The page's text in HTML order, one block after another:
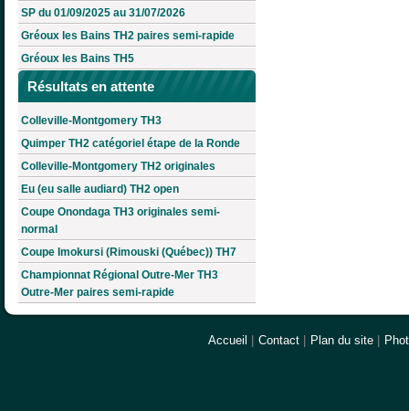
SP du 01/09/2025 au 31/07/2026
Gréoux les Bains TH2 paires semi-rapide
Gréoux les Bains TH5
Résultats en attente
Colleville-Montgomery TH3
Quimper TH2 catégoriel étape de la Ronde
Colleville-Montgomery TH2 originales
Eu (eu salle audiard) TH2 open
Coupe Onondaga TH3 originales semi-
normal
Coupe Imokursi (Rimouski (Québec)) TH7
Championnat Régional Outre-Mer TH3
Outre-Mer paires semi-rapide
Accueil | Contact | Plan du site |